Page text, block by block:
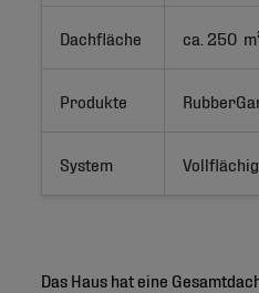
Dachfläche ca. 250
Produkte
System
Das Haus hat eine